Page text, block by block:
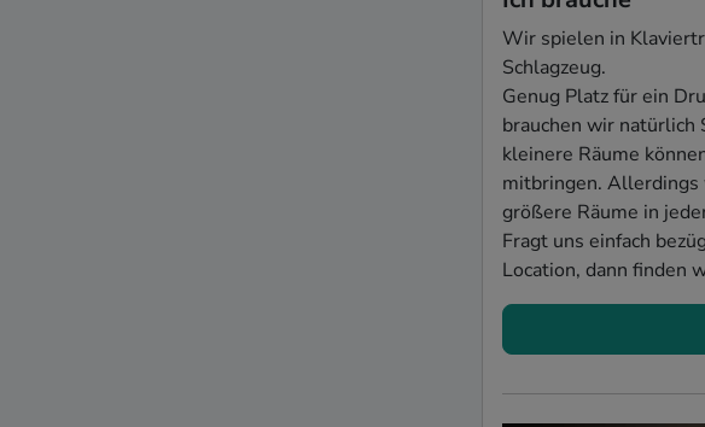
Wir spielen in
Schlagzeug.
Genug Platz für ein
brauchen wir natürlich
kleinere Räume
mitbringen. Allerdings
größere Räume in
Fragt uns einfach
Location, dann finden